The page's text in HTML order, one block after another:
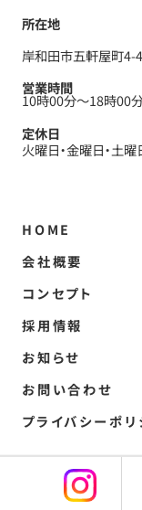
所在地
岸和田市五軒屋町4-4
営業時間
10時00分〜18時00
定休日
火曜日 金曜日 土曜
HOME
会社概要
コンセプト
採用情報
お知らせ
お問い合わせ
プライバシーポリ
Copyright 岸和田で